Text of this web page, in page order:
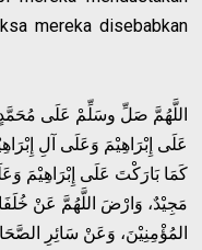
mereka disebabkan
اللَّهُمَّ صَلِّ وسَلِّمْ عَلَى
عَلَى إِبْرَاهِيْمَ وَعَلَى آلِ
كَمَا بَارَكْتَ عَلَى إِبْرَاهِيْمَ
مَجِيْدٌ، وَارْضَ اللَّهُمَّ عَنْ
المُؤْمِنِيْنَ، وَعَنْ سَائِرِ